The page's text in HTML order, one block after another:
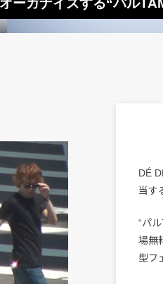
ーガナイズする“パル
DÉ
当す
“パ
場無
型フ